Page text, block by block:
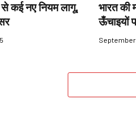
कई नए नियम लागू,
भारत
ऊँचाइयों